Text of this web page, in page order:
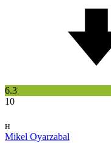
6.3
10
н
Mikel Oyarzabal